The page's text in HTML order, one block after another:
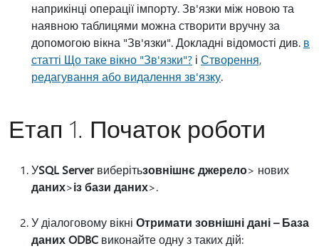
наприкінці операції імпорту. Зв'язки між новою та
наявною таблицями можна створити вручну за
допомогою вікна "Зв'язки". Докладні відомості див. в
статті Що таке вікно "Зв'язки"? і Створення,
редагування або видалення зв'язку.
Етап 1. Початок роботи
УSQL Serverвиберітьзовнішнє джерело> нових
даних>із бази даних>.
У діалоговому вікні Отримати зовнішні дані – База
даних ODBC виконайте одну з таких дій: